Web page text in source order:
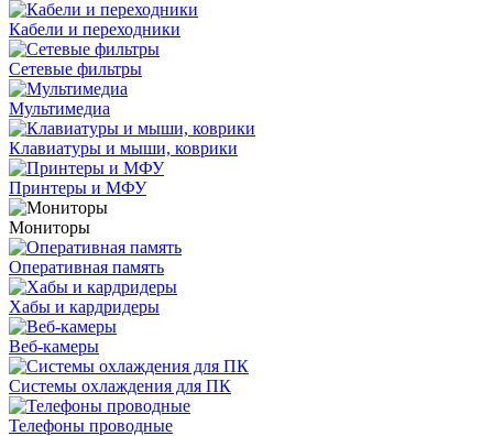
Кабели и переходники
Сетевые фильтры
Мультимедиа
Клавиатуры и мыши, коврики
Принтеры и МФУ
Мониторы
Оперативная память
Хабы и кардридеры
Веб-камеры
Системы охлаждения для ПК
Телефоны проводные